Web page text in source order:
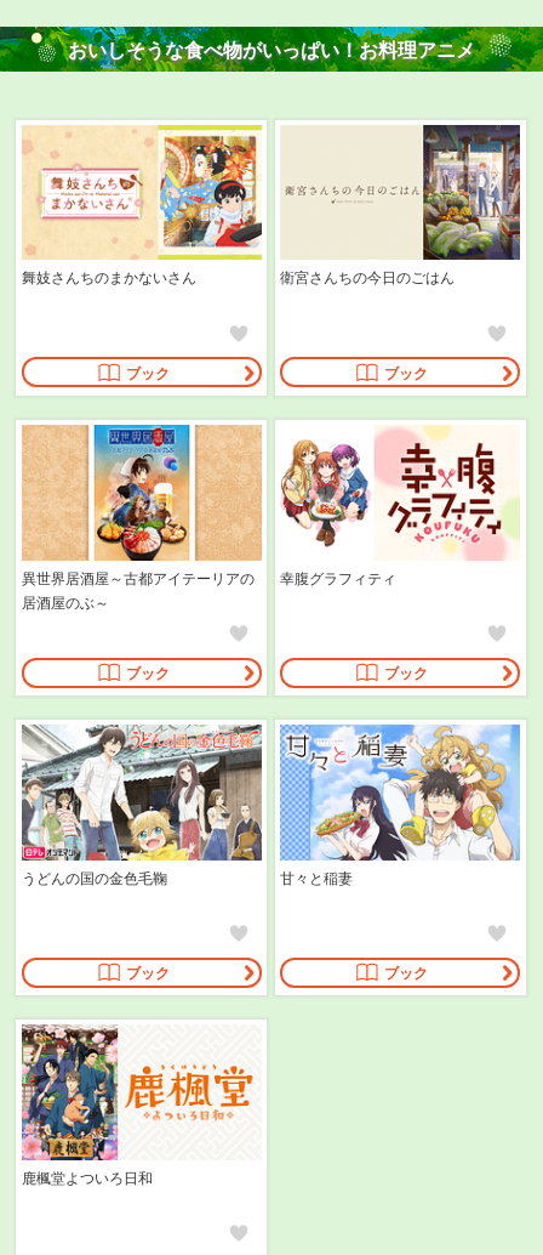
おいしそうな食べ物がいっぱい！お料理アニメ
舞妓さんちのまかないさん
ブック
衛宮さんちの今日のごはん
ブック
異世界居酒屋～古都アイテーリアの
居酒屋のぶ～
ブック
幸腹グラフィティ
ブック
うどんの国の金色毛鞠
ブック
甘々と稲妻
ブック
鹿楓堂よついろ日和